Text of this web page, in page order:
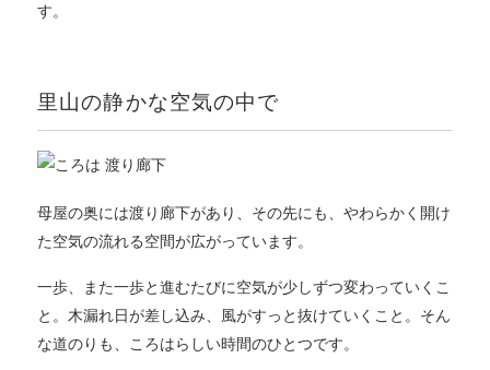
す。
里山の静かな空気の中で
母屋の奥には渡り廊下があり、その先にも、やわらかく開け
た空気の流れる空間が広がっています。
一歩、また一歩と進むたびに空気が少しずつ変わっていくこ
と。木漏れ日が差し込み、風がすっと抜けていくこと。そん
な道のりも、ころはらしい時間のひとつです。